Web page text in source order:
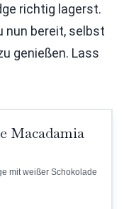
richtig lagerst.
nun bereit, selbst
genießen. Lass
Macadamia
mit weißer Schokolade